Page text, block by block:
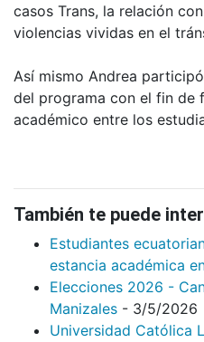
casos Trans, la relación
violencias vividas en el
Así mismo Andrea
del programa con el fin de
académico entre los
También te puede
Estudiantes
estancia académica
Elecciones 2026 -
Manizales - 3/5/2026
Universidad Católica